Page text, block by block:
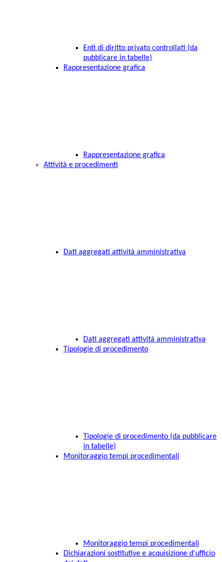
Enti di diritto privato controllati (da
pubblicare in tabelle)
Rappresentazione grafica
Rappresentazione grafica
Attività e procedimenti
Dati aggregati attività amministrativa
Dati aggregati attività amministrativa
Tipologie di procedimento
Tipologie di procedimento (da pubblicare
in tabelle)
Monitoraggio tempi procedimentali
Monitoraggio tempi procedimentali
Dichiarazioni sostitutive e acquisizione d'ufficio